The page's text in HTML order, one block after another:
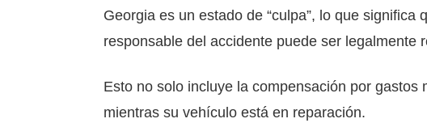
Georgia es un estado de “culpa”, lo que significa
responsable del accidente puede ser legalmente
Esto no solo incluye la compensación por
mientras su vehículo está en reparación.